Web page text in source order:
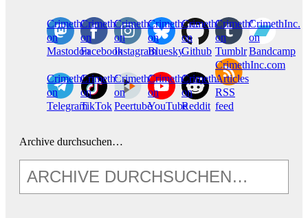
CrimethInc.
on
Mastodon
Crimethinc.
on
Facebook
Crimethinc.
on
Instagram
Crimethinc.
on
Bluesky
CrimethInc.
on
Github
CrimethInc.
on
Tumblr
CrimethInc.
on
Bandcamp
CrimethInc.
on
Telegram
Crimethinc.
on
TikTok
CrimethInc.
on
Peertube
CrimethInc.
on
YouTube
CrimethInc.
on
Reddit
CrimethInc.com
Articles
RSS
feed
Archive durchsuchen…